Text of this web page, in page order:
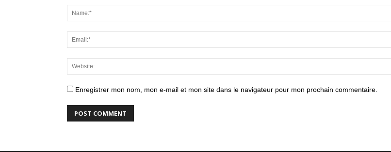
Enregistrer mon nom, mon e-mail et mon site dans le navigateur pour mon prochain commentaire.